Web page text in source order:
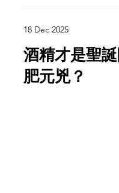
18 Dec 2025
酒精才是聖
肥元兇？